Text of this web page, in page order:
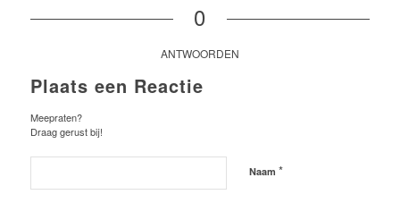
0
ANTWOORDEN
Plaats een Reactie
Meepraten?
Draag gerust bij!
Naam *